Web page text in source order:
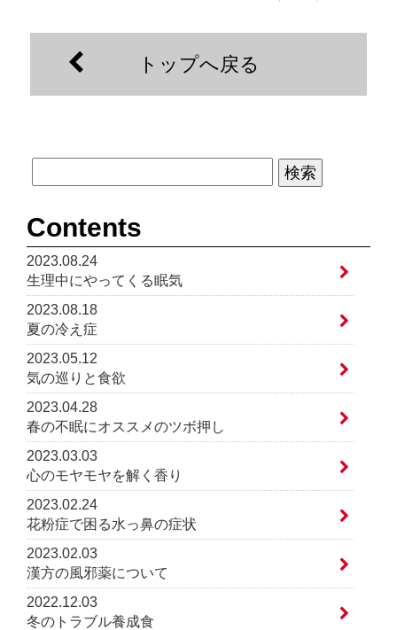
トップへ戻る
Contents
2023.08.24
生理中にやってくる眠気
2023.08.18
夏の冷え症
2023.05.12
気の巡りと食欲
2023.04.28
春の不眠にオススメのツボ押し
2023.03.03
心のモヤモヤを解く香り
2023.02.24
花粉症で困る水っ鼻の症状
2023.02.03
漢方の風邪薬について
2022.12.03
冬のトラブル養成食